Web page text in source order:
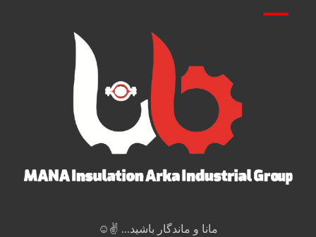
مانا و ماندگار باشید... ✌️☺️